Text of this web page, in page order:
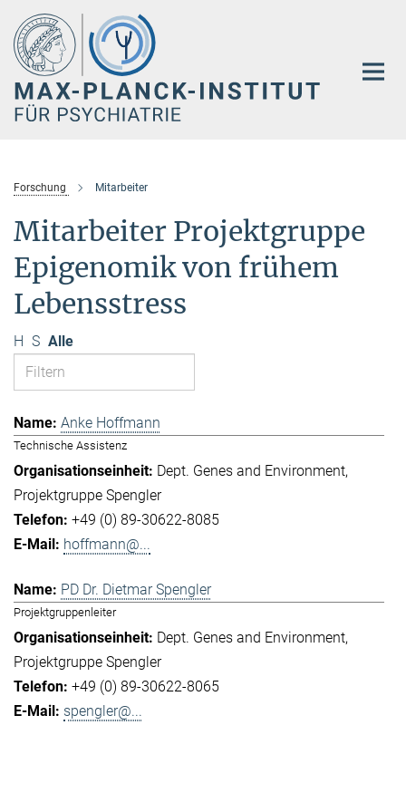
Hauptinhalt
Forschung Mitarbeiter
Mitarbeiter Projektgruppe
Epigenomik von frühem
Lebensstress
H S Alle
Anke Hoffmann
Technische Assistenz
Dept. Genes and Environment
Projektgruppe Spengler
+49 (0) 89-30622-8085
hoffmann@...
PD Dr. Dietmar Spengler
Projektgruppenleiter
Dept. Genes and Environment
Projektgruppe Spengler
+49 (0) 89-30622-8065
spengler@...